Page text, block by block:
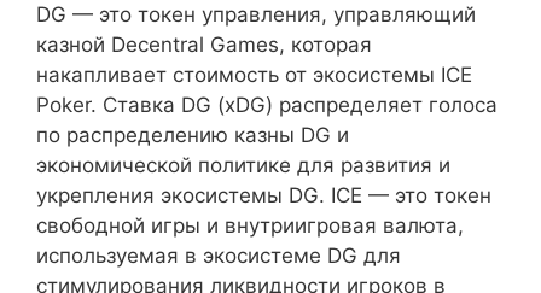
DG — это токен управления, управляющий
казной Decentral Games, которая
накапливает стоимость от экосистемы ICE
Poker. Ставка DG (xDG) распределяет голоса
по распределению казны DG и
экономической политике для развития и
укрепления экосистемы DG. ICE — это токен
свободной игры и внутриигровая валюта,
используемая в экосистеме DG для
стимулирования ликвидности игроков в